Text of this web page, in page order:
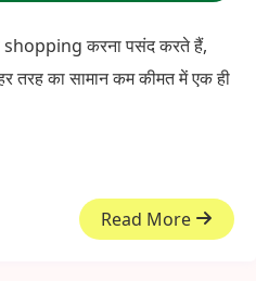
करना पसंद करते हैं,
तरह का सामान कम कीमत में एक ही
Read More